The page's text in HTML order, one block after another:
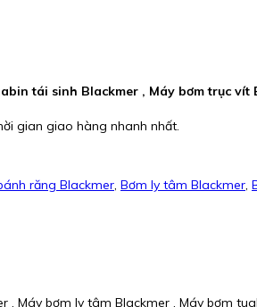
tái sinh Blackmer , Máy bơm trục
gian giao hàng nhanh nhất.
răng Blackmer, Bơm ly tâm Blackmer,
Máy bơm ly tâm Blackmer , Máy bơm